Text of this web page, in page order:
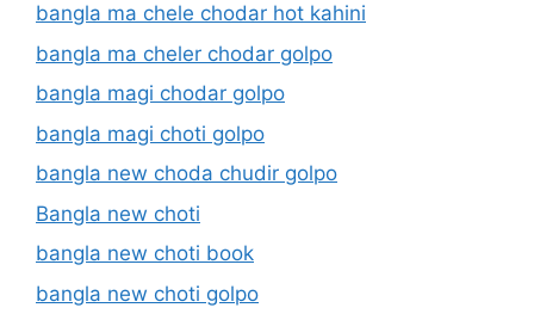
bangla ma chele chodar hot kahini
bangla ma cheler chodar golpo
bangla magi chodar golpo
bangla magi choti golpo
bangla new choda chudir golpo
Bangla new choti
bangla new choti book
bangla new choti golpo